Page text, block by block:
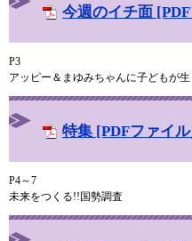
今週のイチ面
P3
アッピー＆まゆみちゃんに子どもが
特集 [PDFファイ
P4～7
未来をつくる!!国勢調査